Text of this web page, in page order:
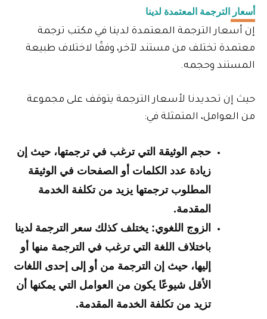
أسعار الترجمة المعتمدة لدينا
إن أسعار الترجمة المعتمدة لدينا في مكتب ترجمة
معتمدة تختلف من مستند لآخر، وفقًا لاختلاف طبيعة
المستند وحجمه.
حيث إن تحديدنا لأسعار الترجمة يتوقف على مجموعة
من العوامل، المتمثلة في:
حجم الوثيقة التي ترغب في ترجمتها، حيث إن
زيادة عدد الكلمات أو الصفحات في الوثيقة
المطلوب ترجمتها يزيد من تكلفة الخدمة
المقدمة.
الزوج اللغوي: يختلف كذلك سعر الترجمة لدينا
باختلاف اللغة التي ترغب في الترجمة منها أو
إليها، حيث إن الترجمة من أو إلى إحدى اللغات
الأقل شيوعًا يكون من العوامل التي يمكنها أن
تزيد من تكلفة الخدمة المقدمة.